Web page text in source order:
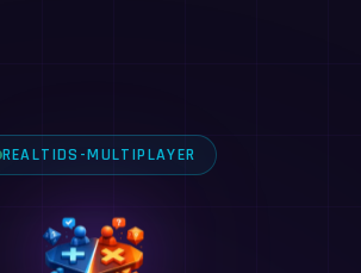
REALTIDS-MULTIPLAYER